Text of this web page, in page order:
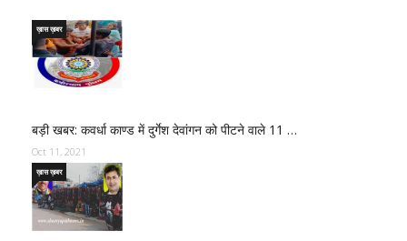
बड़ी खबर: कवर्धा काण्ड में दुर्गेश देवांगन को पीटने वाले 11 …
ख़ास ख़बर
Oct 11, 2021
ख़ास ख़बर